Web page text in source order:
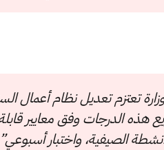
هذه الدرجات وفق معايير
الصيفية، واختبار